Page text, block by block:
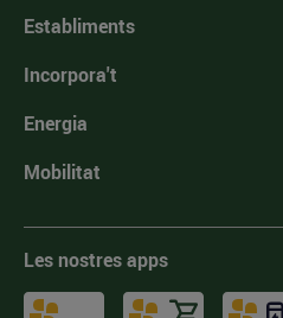
Establiments
Incorpora't
Energia
Mobilitat
Les nostres apps